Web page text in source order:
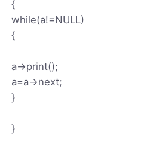
{
while(a!=NULL)
{
a->print();
a=a->next;
}
}